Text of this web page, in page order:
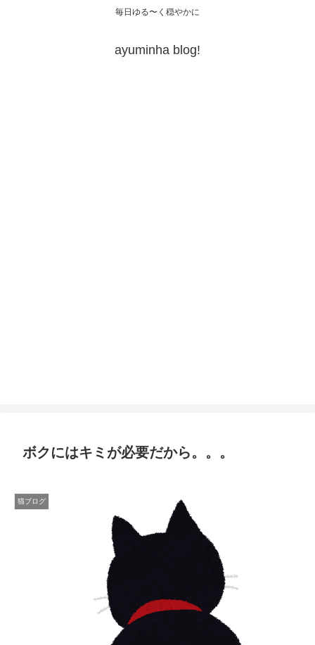
毎日ゆる〜く穏やかに
ayuminha blog!
ボクにはキミが必要だから。。。
猫ブログ